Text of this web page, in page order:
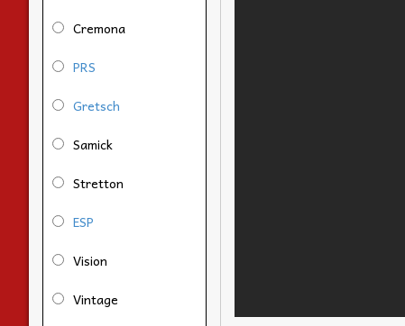
Cremona
PRS
Gretsch
Samick
Stretton
ESP
Vision
Vintage